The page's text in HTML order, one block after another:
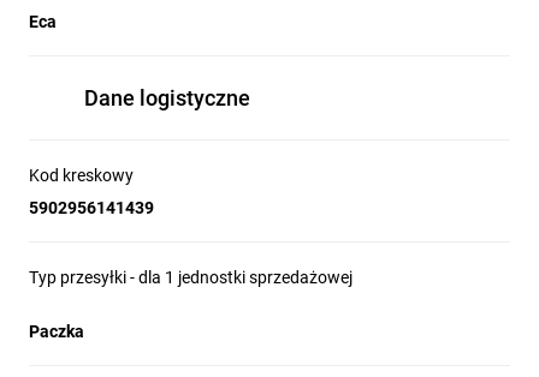
Eca
Dane logistyczne
Kod kreskowy
5902956141439
Typ przesyłki - dla 1 jednostki sprzedażowej
Paczka